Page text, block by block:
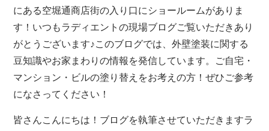
にある空堀通商店街の入り口にショールームがありま
す！いつもラディエントの現場ブログご覧いただきあり
がとうございます♪このブログでは、外壁塗装に関する
豆知識やお家まわりの情報を発信しています。ご自宅・
マンション・ビルの塗り替えをお考えの方！ぜひご参考
になさってください！
皆さんこんにちは！ブログを執筆させていただきますラ